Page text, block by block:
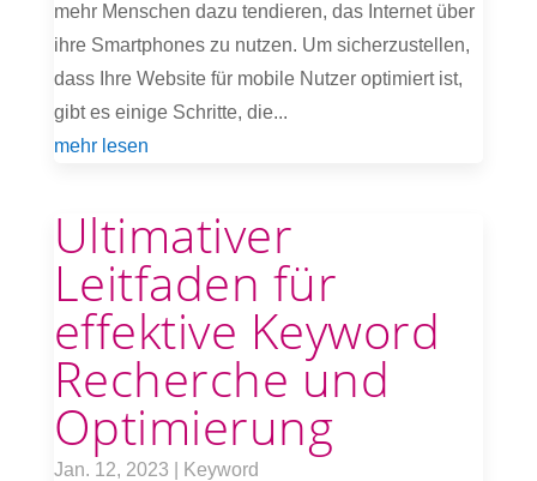
mehr Menschen dazu tendieren, das Internet über
ihre Smartphones zu nutzen. Um sicherzustellen,
dass Ihre Website für mobile Nutzer optimiert ist,
gibt es einige Schritte, die...
mehr lesen
Ultimativer
Leitfaden für
effektive Keyword
Recherche und
Optimierung
Jan. 12, 2023
Keyword